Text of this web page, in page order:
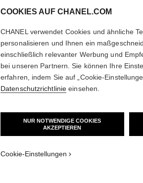
COOKIES AUF CHANEL.COM
CHANEL verwendet Cookies und ähnliche
personalisieren und Ihnen ein
einschließlich relevanter Werbung und
bei unseren Partnern. Sie können Ihre
erfahren, indem Sie auf „Cookie-
Datenschutzrichtlinie einsehen.
NUR NOTWENDIGE COOKIES
AKZEPTIEREN
Cookie-Einstellungen